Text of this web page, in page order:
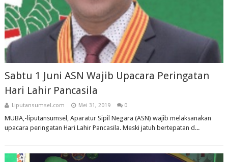
Sabtu 1 Juni ASN Wajib Upacara Peringatan
Hari Lahir Pancasila
Liputansumsel.com Mei 31, 2019 0
MUBA,-liputansumsel, Aparatur Sipil Negara (ASN) wajib melaksanakan
upacara peringatan Hari Lahir Pancasila. Meski jatuh bertepatan d...